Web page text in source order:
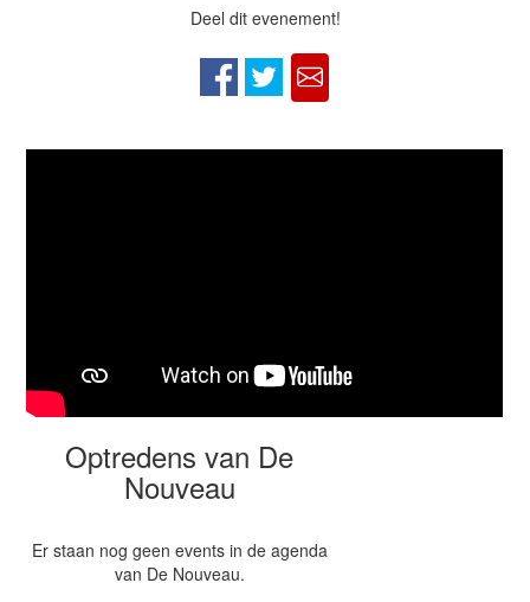
Deel dit evenement!
Optredens van De
Nouveau
Er staan nog geen events in de agenda
van De Nouveau.